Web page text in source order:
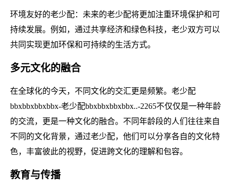
环境友好的老少配：未来的老少配将更加注重环境保护和可
持续发展。例如，通过共享经济和绿色科技，老少双方可以
共同实现更加环保和可持续的生活方式。
多元文化的融合
在全球化的今天，不同文化的交汇更是频繁。老少配
bbxbbxbbxbbx-老少配bbxbbxbbxbbx..-2265不仅仅是一种年龄
的交流，更是一种文化的融合。不同年龄段的人们往往来自
不同的文化背景，通过老少配，他们可以分享各自的文化特
色，丰富彼此的视野，促进跨文化的理解和包容。
教育与传播